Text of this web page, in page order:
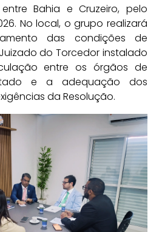
Bahia e Cruzeiro, pelo
No local, o grupo realizará
das condições de
do Torcedor instalado
entre os órgãos de
e a adequação dos
da Resolução.